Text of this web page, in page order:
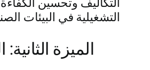
التشغيلية في البيئات
الميزة الثانية: